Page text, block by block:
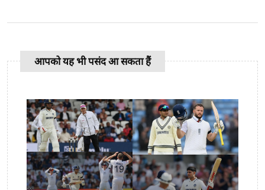
आपको यह भी पसंद आ सकता हैं